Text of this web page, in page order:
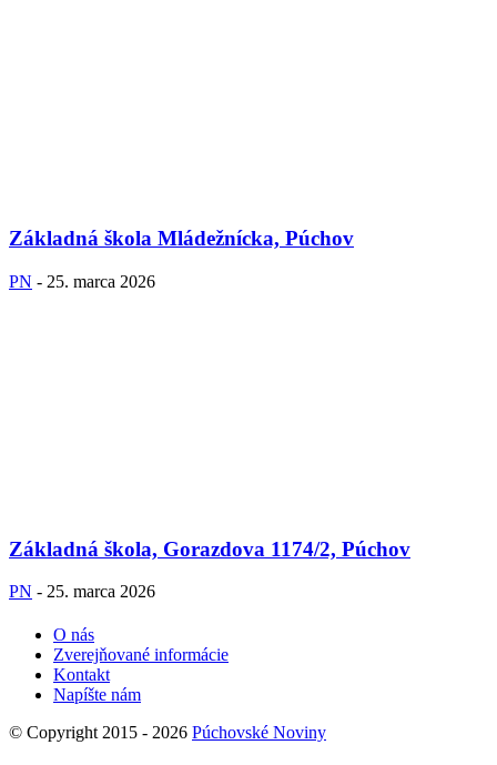
Základná škola Mládežnícka, Púchov
PN - 25. marca 2026
Základná škola, Gorazdova 1174/2, Púchov
PN - 25. marca 2026
O nás
Zverejňované informácie
Kontakt
Napíšte nám
© Copyright 2015 - 2026 Púchovské Noviny